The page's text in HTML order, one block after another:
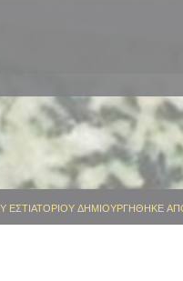
ΕΣΤΙΑΤΟΡΊΟΥ ΔΗΜΙΟΥΡΓΉΘΗΚΕ